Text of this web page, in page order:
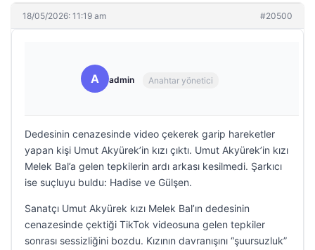
18/05/2026: 11:19 am #20500
A admin Anahtar yönetici
Dedesinin cenazesinde video çekerek garip hareketler
yapan kişi Umut Akyürek’in kızı çıktı. Umut Akyürek’in kızı
Melek Bal’a gelen tepkilerin ardı arkası kesilmedi. Şarkıcı
ise suçluyu buldu: Hadise ve Gülşen.
Sanatçı Umut Akyürek kızı Melek Bal’ın dedesinin
cenazesinde çektiği TikTok videosuna gelen tepkiler
sonrası sessizliğini bozdu. Kızının davranışını “şuursuzluk”